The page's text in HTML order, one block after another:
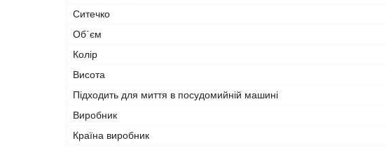
Ситечко
Об`єм
Колір
Висота
Підходить для миття в посудомийній машині
Виробник
Країна виробник